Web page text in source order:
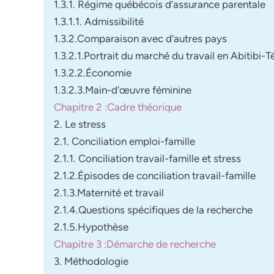
1.3.1. Régime québécois d’assurance parentale
1.3.1.1. Admissibilité
1.3.2.Comparaison avec d’autres pays
1.3.2.1.Portrait du marché du travail en Abitibi-
1.3.2.2.Économie
1.3.2.3.Main-d’œuvre féminine
Chapitre 2 :Cadre théorique
2. Le stress
2.1. Conciliation emploi-famille
2.1.1. Conciliation travail-famille et stress
2.1.2.Épisodes de conciliation travail-famille
2.1.3.Maternité et travail
2.1.4.Questions spécifiques de la recherche
2.1.5.Hypothèse
Chapitre 3 :Démarche de recherche
3. Méthodologie